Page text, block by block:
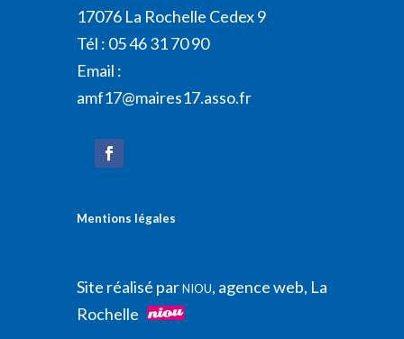
17076 La Rochelle Cedex 9
Tél : 05 46 31 70 90
Email :
amf17@maires17.asso.fr
Mentions légales
Site réalisé parNIOU, agence web, La
Rochelle